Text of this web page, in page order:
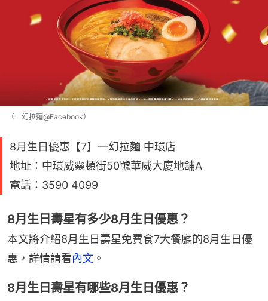
（一幻拉麵@Facebook）
8月生日優惠【7】一幻拉麵 中環店
地址：中環威靈頓街50號華威大廈地舖A
電話：3590 4099
8月生日壽星有多少8月生日優惠？
本文將介紹8月生日壽星免費食7大餐廳的8月生日優
惠，詳情請看內文 。
8月生日壽星有哪些8月生日優惠？